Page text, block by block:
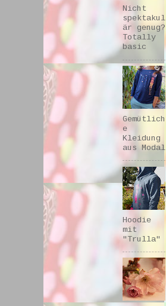
Nicht
spektakul
är genug?
Totally
basic
Gemütlich
e
Kleidung
aus Modal
Hoodie
mit
"Trulla"